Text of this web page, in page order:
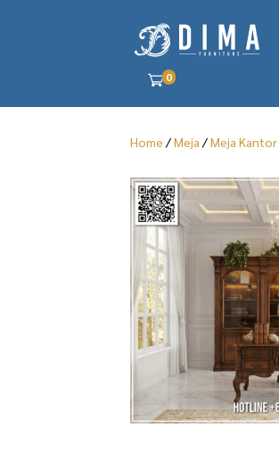
0
Home /Meja /Meja Kantor